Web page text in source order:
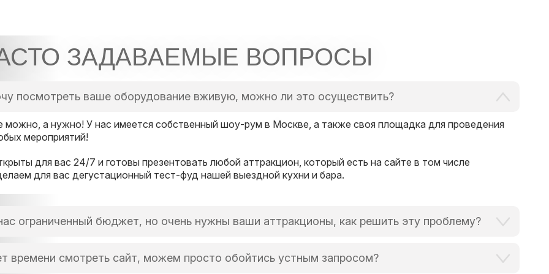
ЗАДАВАЕМЫЕ ВОПРОСЫ
посмотреть ваше оборудование вживую, можно ли это осуществить?
можно, а нужно! У нас имеется собственный шоу-рум в Москве, а также своя площадка для проведения
мероприятий!
для вас 24/7 и готовы презентовать любой аттракцион, который есть на сайте в том числе
для вас дегустационный тест-фуд нашей выездной кухни и бара.
ограниченный бюджет, но очень нужны ваши аттракционы, как решить эту проблему?
ситуации, поскольку альтернатива есть всегда.
времени смотреть сайт, можем просто обойтись устным запросом?